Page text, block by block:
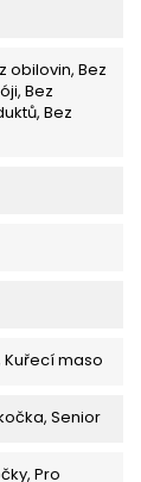
obilovin, Bez
Bez
Bez
maso
Senior
Pro